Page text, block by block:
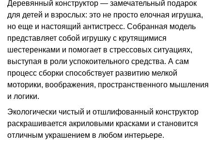
Деревянный конструктор — замечательный подарок
для детей и взрослых: это не просто елочная игрушка,
но еще и настоящий антистресс. Собранная модель
представляет собой игрушку с крутящимися
шестеренками и помогает в стрессовых ситуациях,
выступая в роли успокоительного средства. А сам
процесс сборки способствует развитию мелкой
моторики, воображения, пространственного мышления
и логики.
Экологически чистый и отшлифованный конструктор
раскрашивается акриловыми красками и становится
отличным украшением в любом интерьере.